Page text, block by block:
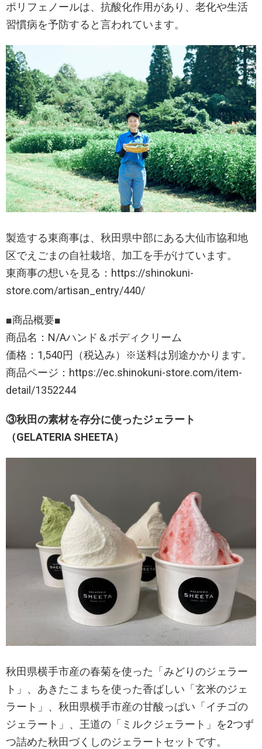
ポリフェノールは、抗酸化作用があり、老化や生活
習慣病を予防すると言われています。
製造する東商事は、秋田県中部にある大仙市協和地
区でえごまの自社栽培、加工を手がけています。
東商事の想いを見る：https://shinokuni-
store.com/artisan_entry/440/
■商品概要■
商品名：N/Aハンド＆ボディクリーム
価格：1,540円（税込み）※送料は別途かかります。
商品ページ：https://ec.shinokuni-store.com/item-
detail/1352244
③秋田の素材を存分に使ったジェラート
（GELATERIA SHEETA）
秋田県横手市産の春菊を使った「みどりのジェラー
ト」、あきたこまちを使った香ばしい「玄米のジェ
ラート」、秋田県横手市産の甘酸っぱい「イチゴの
ジェラート」、王道の「ミルクジェラート」を2つず
つ詰めた秋田づくしのジェラートセットです。